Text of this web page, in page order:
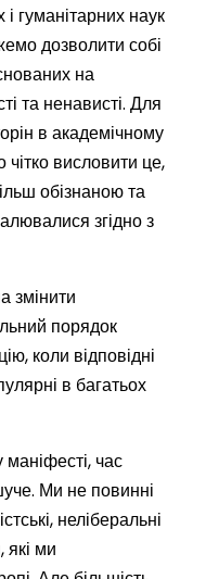
гуманітарних наук
дозволити собі
на
та ненависті. Для
в академічному
висловити це,
обізнаною та
згідно з
змінити
порядок
коли відповідні
в багатьох
час
Ми не повинні
неліберальні
які ми